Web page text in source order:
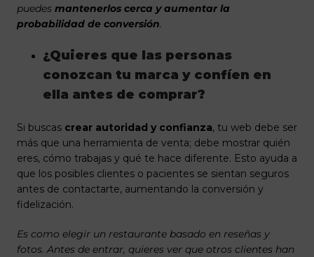
puedes mantenerlos cerca y aumentar la
probabilidad de conversión.
¿Quieres que las personas
conozcan tu marca y confíen en
ella antes de comprar?
Si buscas crear autoridad y confianza, tu web debe ser
más que una herramienta de venta; debe mostrar quién
eres, cómo trabajas y qué te hace diferente. Esto ayuda a
que los posibles clientes o pacientes se sientan seguros
antes de contactarte, aumentando la conversión y
fidelización.
Es como elegir un restaurante basado en reseñas y
fotos. Antes de entrar, quieres ver que otros clientes han